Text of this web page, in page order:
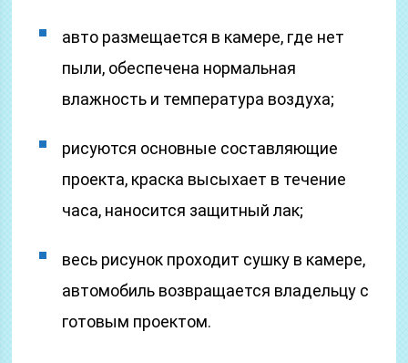
авто размещается в камере, где нет
пыли, обеспечена нормальная
влажность и температура воздуха;
рисуются основные составляющие
проекта, краска высыхает в течение
часа, наносится защитный лак;
весь рисунок проходит сушку в камере,
автомобиль возвращается владельцу с
готовым проектом.